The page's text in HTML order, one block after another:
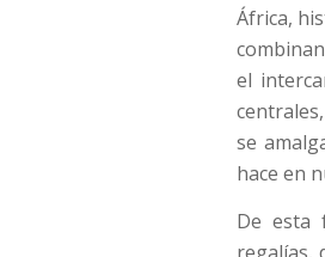
África,
el
se
hace en
De esta
regalías,